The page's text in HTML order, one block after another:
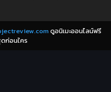
(6)
ดูอนิเมะออนไลน์ฟรี
ก่อนใคร